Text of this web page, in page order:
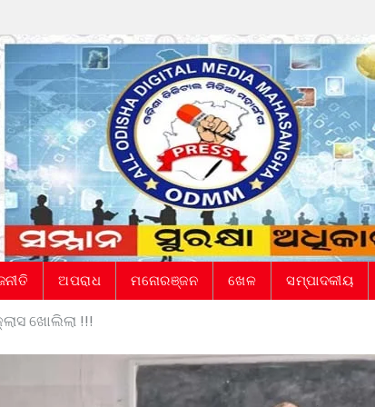
ଅପରାଧ ମନୋରଞ୍ଜନ ଖେଳ ସମ୍ପାଦକୀୟ
ଖୋଲିଲା !!!